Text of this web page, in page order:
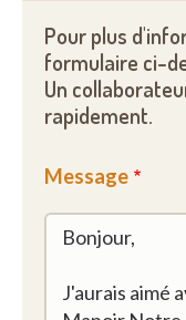
Pour plus
formulaire ci-
Un
rapidement.
Message